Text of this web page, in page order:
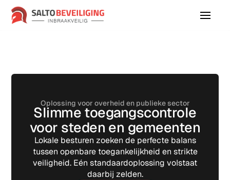
Oplossing voor overheid en publieke sector
Slimme toegangscontrole
voor steden en gemeenten
Lokale besturen zoeken de perfecte balans
tussen openbare toegankelijkheid en strikte
veiligheid. Eén standaardoplossing volstaat
daarbij zelden.